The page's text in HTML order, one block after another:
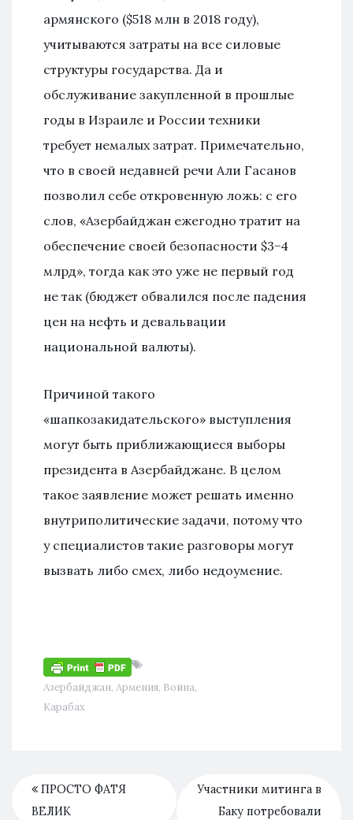
армянского ($518 млн в 2018 году),
учитываются затраты на все силовые
структуры государства. Да и
обслуживание закупленной в прошлые
годы в Израиле и России техники
требует немалых затрат. Примечательно,
что в своей недавней речи Али Гасанов
позволил себе откровенную ложь: с его
слов, «Азербайджан ежегодно тратит на
обеспечение своей безопасности $3−4
млрд», тогда как это уже не первый год
не так (бюджет обвалился после падения
цен на нефть и девальвации
национальной валюты).
Причиной такого
«шапкозакидательского» выступления
могут быть приближающиеся выборы
президента в Азербайджане. В целом
такое заявление может решать именно
внутриполитические задачи, потому что
у специалистов такие разговоры могут
вызвать либо смех, либо недоумение.
Азербайджан, Армения, Война,
Карабах
ПРОСТО ФАТЯ
ВЕЛИК
Участники митинга в
Баку потребовали